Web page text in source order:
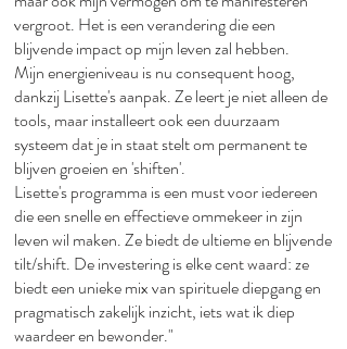
vergroot. Het is een verandering die een
blijvende impact op mijn leven zal hebben.​
Mijn energieniveau is nu consequent hoog,
dankzij Lisette's aanpak. Ze leert je niet alleen de
tools, maar installeert ook een duurzaam
systeem dat je in staat stelt om permanent te
blijven groeien en 'shiften'.​
Lisette's programma is een must voor iedereen
die een snelle en effectieve ommekeer in zijn
leven wil maken. Ze biedt de ultieme en blijvende
tilt/shift. De investering is elke cent waard: ze
biedt een unieke mix van spirituele diepgang en
pragmatisch zakelijk inzicht, iets wat ik diep
waardeer en bewonder."​